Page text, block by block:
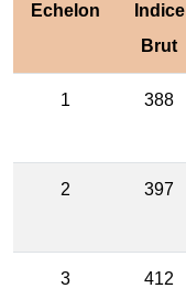
Echelon
Indice
Brut
1 388
2 397
3 412